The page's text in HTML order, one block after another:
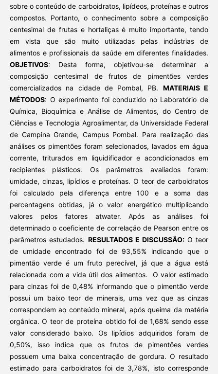
sobre o conteúdo de carboidratos, lipídeos, proteínas e outros
compostos. Portanto, o conhecimento sobre a composição
centesimal de frutas e hortaliças é muito importante, tendo
em vista que são muito utilizadas pelas indústrias de
alimentos e profissionais da saúde em diferentes finalidades.
OBJETIVOS: Desta forma, objetivou-se determinar a
composição centesimal de frutos de pimentões verdes
comercializados na cidade de Pombal, PB. MATERIAIS E
MÉTODOS: O experimento foi conduzido no Laboratório de
Química, Bioquímica e Análise de Alimentos, do Centro de
Ciências e Tecnologia Agroalimentar, da Universidade Federal
de Campina Grande, Campus Pombal. Para realização das
análises os pimentões foram selecionados, lavados em água
corrente, triturados em liquidificador e acondicionados em
recipientes plásticos. Os parâmetros avaliados foram:
umidade, cinzas, lipídios e proteínas. O teor de carboidratos
foi calculado pela diferença entre 100 e a soma das
percentagens obtidas, já o valor energético multiplicando
valores pelos fatores atwater. Após as análises foi
determinado o coeficiente de correlação de Pearson entre os
parâmetros estudados. RESULTADOS E DISCUSSÃO: O teor
de umidade encontrado foi de 93,55% indicando que o
pimentão verde é um fruto perecível, já que a água está
relacionada com a vida útil dos alimentos. O valor estimado
para cinzas foi de 0,48% informando que o pimentão verde
possui um baixo teor de minerais, uma vez que as cinzas
correspondem ao conteúdo mineral, após queima da matéria
orgânica. O teor de proteína obtido foi de 1,68% sendo esse
valor considerado baixo. Os lipídios adquiridos foram de
0,50%, isso indica que os frutos de pimentões verdes
possuem uma baixa concentração de gordura. O resultado
estimado para carboidratos foi de 3,78%, isto corresponde